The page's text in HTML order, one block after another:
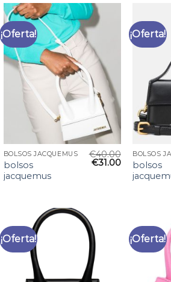
¡Oferta!
BOLSOS JACQUEMUS
bolsos
jacquemus
€40.00
€31.00
¡Oferta!
BOLSOS
bolsos
¡Oferta! ¡Oferta!